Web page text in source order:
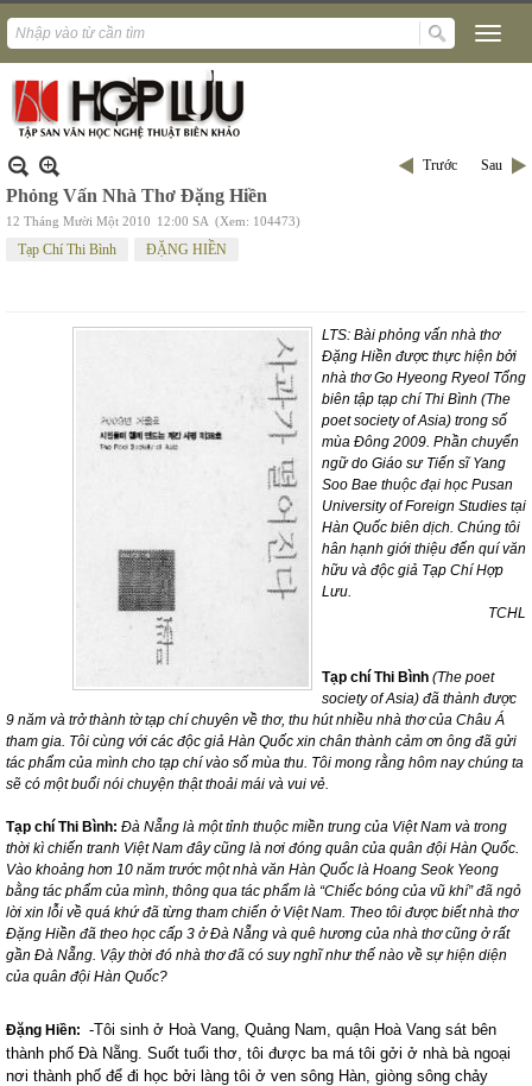
Trước Sau
Phỏng Vấn Nhà Thơ Đặng Hiền
12 Tháng Mười Một 2010 12:00 SA (Xem: 104473)
Tạp Chí Thi Bình ĐẶNG HIỀN
LTS: Bài phỏng vấn nhà thơ
Đặng Hiền được thực hiện bởi
nhà thơ Go Hyeong Ryeol Tổng
biên tập tạp chí Thi Bình (The
poet society ofAsia) trong số
mùa Đông 2009. Phần chuyển
ngữ do Giáo sư Tiến sĩ Yang
Soo Bae thuộc đại học Pusan
UniversityofForeign Studies tại
Hàn Quốc biên dịch. Chúng tôi
hân hạnh giới thiệu đến quí văn
hữu và độc giả Tạp Chí Hợp
Lưu.
TCHL
Tạp chí Thi Bình (The poet
society ofAsia) đã thành được
9 năm và trở thành tờ tạp chí chuyên về thơ, thu hút nhiều nhà thơ của Châu Á
tham gia. Tôi cùng với các độc giả Hàn Quốc xin chân thành cảm ơn ông đã gửi
tác phẩm của mình cho tạp chí vào số mùa thu. Tôi mong rằng hôm nay chúng ta
sẽ có một buổi nói chuyện thật thoải mái và vui vẻ.
Tạp chí Thi Bình: Đà Nẵng là một tỉnh thuộc miền trung của ViệtNam và trong
thời kì chiến tranh ViệtNam đây cũng là nơi đóng quân của quân đội Hàn Quốc.
Vào khoảng hơn 10 năm trước một nhà văn Hàn Quốc là Hoang Seok Yeong
bằng tác phẩm của mình, thông qua tác phẩm là “Chiếc bóng của vũ khí” đã ngỏ
lời xin lỗi về quá khứ đã từng tham chiến ở Việt Nam. Theo tôi được biết nhà thơ
Đặng Hiền đã theo học cấp 3 ở Đà Nẵng và quê hương của nhà thơ cũng ở rất
gần Đà Nẵng. Vậy thời đó nhà thơ đã có suy nghĩ như thế nào về sự hiện diện
của quân đội Hàn Quốc?
Đặng Hiền: -Tôi sinh ở Hoà Vang, Quảng Nam, quận Hoà Vang sát bên
thành phố Đà Nẵng. Suốt tuổi thơ, tôi được ba má tôi gởi ở nhà bà ngoại
nơi thành phố để đi học bởi làng tôi ở ven sông Hàn, giòng sông chảy